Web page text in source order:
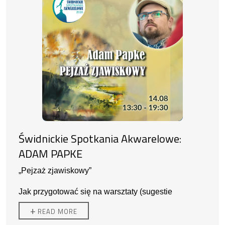
Świdnickie Spotkania Akwarelowe:
ADAM PAPKE
„Pejzaż zjawiskowy”
Jak przygotować się na warsztaty (sugestie
prowadzącego):
- sztywny podkład na którym da się przykleić papier
+ READ MORE